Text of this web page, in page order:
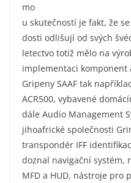
mo
u skutečností je fakt, že
dosti odlišují od svých
letectvo totiž mělo na
implementaci komponent
Gripeny SAAF tak
ACR500, vybavené
dále Audio Management
jihoafrické společnosti
transpondér IFF
doznal navigační systém,
MFD a HUD, nástroje pro